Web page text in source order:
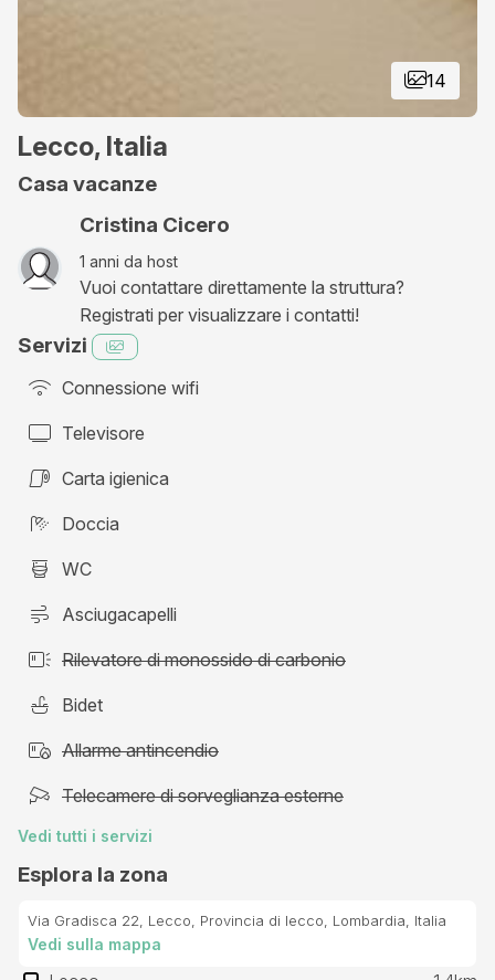
14
Lecco, Italia
Casa vacanze
Cristina Cicero
1 anni da host
Vuoi contattare direttamente la struttura?
Registrati per visualizzare i contatti!
Servizi
Connessione wifi
Televisore
Carta igienica
Doccia
WC
Asciugacapelli
Rilevatore di monossido di carbonio
Bidet
Allarme antincendio
Telecamere di sorveglianza esterne
Vedi tutti i servizi
Esplora la zona
Via Gradisca 22, Lecco, Provincia di lecco, Lombardia, Italia
Vedi sulla mappa